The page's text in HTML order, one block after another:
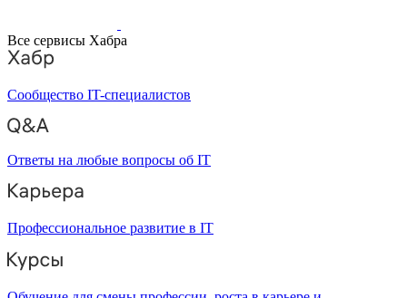
Все сервисы Хабра
Сообщество IT-специалистов
Ответы на любые вопросы об IT
Профессиональное развитие в IT